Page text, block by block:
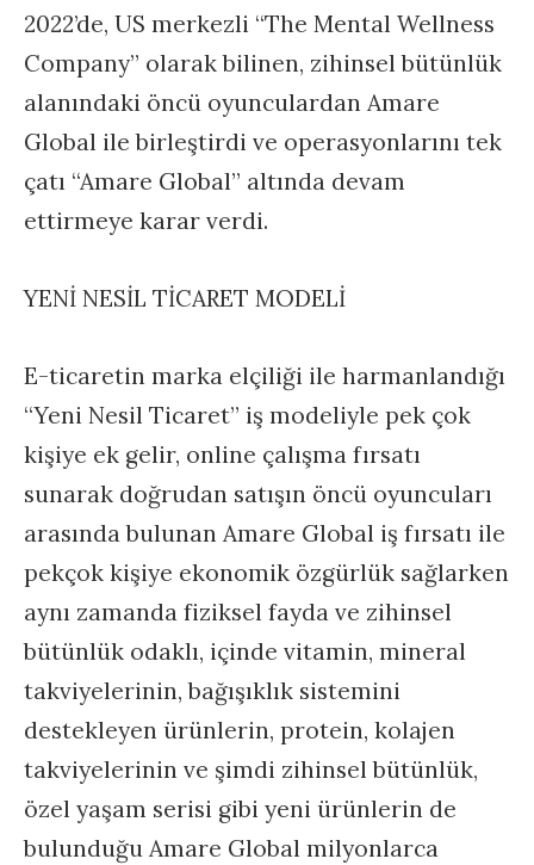
2022’de, US merkezli “The Mental Wellness
Company” olarak bilinen, zihinsel bütünlük
alanındaki öncü oyunculardan Amare
Global ile birleştirdi ve operasyonlarını tek
çatı “Amare Global” altında devam
ettirmeye karar verdi.
YENİ NESİL TİCARET MODELİ
E-ticaretin marka elçiliği ile harmanlandığı
“Yeni Nesil Ticaret” iş modeliyle pek çok
kişiye ek gelir, online çalışma fırsatı
sunarak doğrudan satışın öncü oyuncuları
arasında bulunan Amare Global iş fırsatı ile
pekçok kişiye ekonomik özgürlük sağlarken
aynı zamanda fiziksel fayda ve zihinsel
bütünlük odaklı, içinde vitamin, mineral
takviyelerinin, bağışıklık sistemini
destekleyen ürünlerin, protein, kolajen
takviyelerinin ve şimdi zihinsel bütünlük,
özel yaşam serisi gibi yeni ürünlerin de
bulunduğu Amare Global milyonlarca